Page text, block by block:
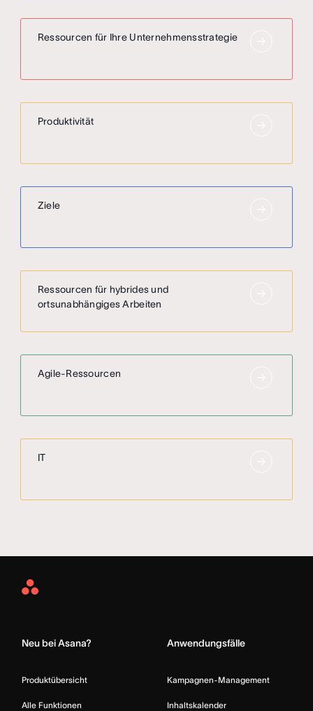
Ressourcen für Ihre Unternehmensstrategie
Produktivität
Ziele
Ressourcen für hybrides und
ortsunabhängiges Arbeiten
Agile-Ressourcen
IT
Asana
Neu bei Asana?
Produktübersicht
Alle Funktionen
Anwendungsfälle
Kampagnen-Management
Inhaltskalender